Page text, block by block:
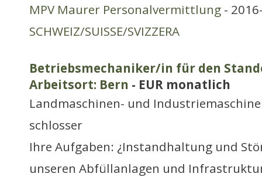
MPV Maurer Personalvermittlung -
SCHWEIZ/SUISSE/SVIZZERA
Betriebsmechaniker/in für den
Arbeitsort: Bern - EUR monatlich
Landmaschinen- und
schlosser
Ihre Aufgaben: ¿Instandhaltung und
unseren Abfüllanlagen und